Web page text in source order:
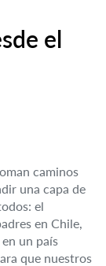
el
caminos
una capa de
el
en Chile,
un país
que nuestros